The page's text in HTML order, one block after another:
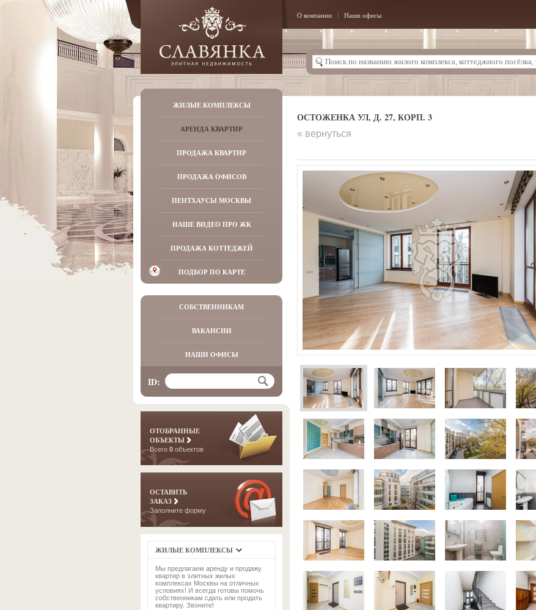
О компании Наши офисы
ЖИЛЫЕ КОМПЛЕКСЫ
АРЕНДА КВАРТИР
ПРОДАЖА КВАРТИР
ПРОДАЖА ОФИСОВ
ПЕНТХАУСЫ МОСКВЫ
НАШЕ ВИДЕО ПРО ЖК
ПРОДАЖА КОТТЕДЖЕЙ
ПОДБОР ПО КАРТЕ
СОБСТВЕННИКАМ
ВАКАНСИИ
НАШИ ОФИСЫ
ID:
ОТОБРАННЫЕ
ОБЪЕКТЫ
Всего 0 объектов
ОСТАВИТЬ
ЗАКАЗ
Заполните форму
ЖИЛЫЕ КОМПЛЕКСЫ
Мы предлагаем аренду и продажу
квартир в элитных жилых
комплексах Москвы на отличных
условиях! И всегда готовы помочь
собственникам сдать или продать
квартиру. Звоните!
ОСТОЖЕНКА УЛ, Д. 27, КОРП. 3
« вернуться